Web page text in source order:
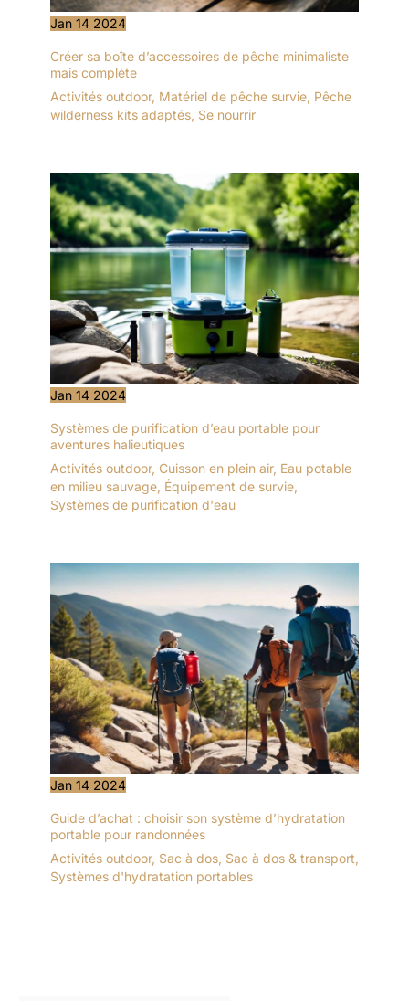
Jan 14 2024
Créer sa boîte d’accessoires de pêche minimaliste
mais complète
Activités outdoor, Matériel de pêche survie, Pêche
wilderness kits adaptés, Se nourrir
Jan 14 2024
Systèmes de purification d’eau portable pour
aventures halieutiques
Activités outdoor, Cuisson en plein air, Eau potable
en milieu sauvage, Équipement de survie,
Systèmes de purification d'eau
Jan 14 2024
Guide d’achat : choisir son système d’hydratation
portable pour randonnées
Activités outdoor, Sac à dos, Sac à dos & transport,
Systèmes d'hydratation portables